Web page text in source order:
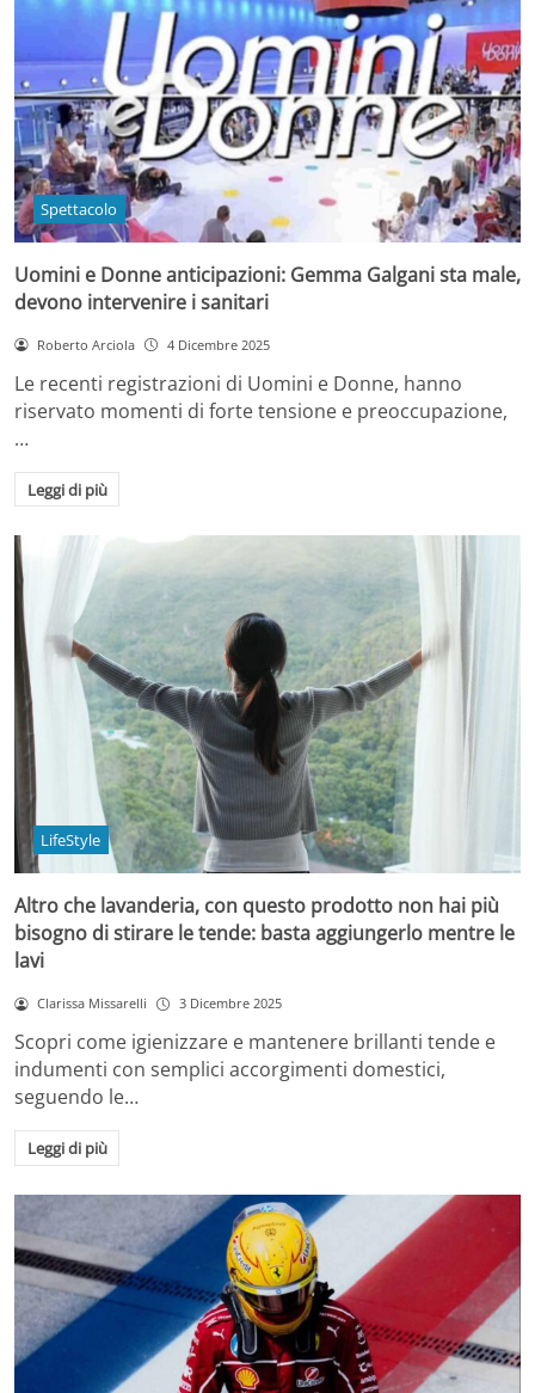
Spettacolo
Uomini e Donne anticipazioni: Gemma Galgani sta male,
devono intervenire i sanitari
Roberto Arciola 4 Dicembre 2025
Le recenti registrazioni di Uomini e Donne, hanno
riservato momenti di forte tensione e preoccupazione,
…
Leggi di più
LifeStyle
Altro che lavanderia, con questo prodotto non hai più
bisogno di stirare le tende: basta aggiungerlo mentre le
lavi
Clarissa Missarelli 3 Dicembre 2025
Scopri come igienizzare e mantenere brillanti tende e
indumenti con semplici accorgimenti domestici,
seguendo le…
Leggi di più